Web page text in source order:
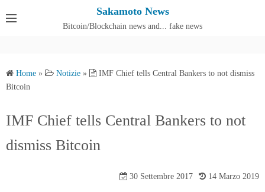
Sakamoto News
Bitcoin/Blockchain news and... fake news
Home » Notizie »
IMF Chief tells Central Bankers to not dismiss
Bitcoin
IMF Chief tells Central Bankers to not
dismiss Bitcoin
30 Settembre 2017 14 Marzo 2019